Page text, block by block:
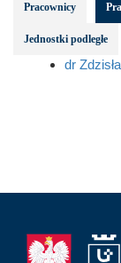
Pracownicy
Jednostki podległe
dr